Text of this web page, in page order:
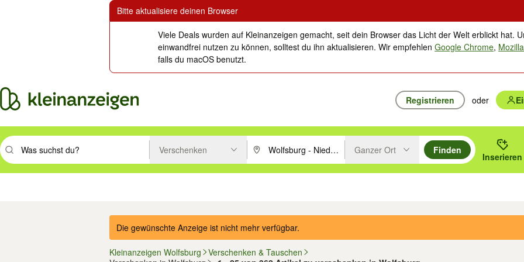
Bitte aktualisiere deinen Browser
Viele Deals wurden auf Kleinanzeigen gemacht, seit dein Browser das Licht der Welt erblickt hat.
einwandfrei nutzen zu können, solltest du ihn aktualisieren. Wir empfehlenGoogle Chrome,
falls du macOS benutzt.
Registrieren oder
Suchbegriff eingeben. Eingabetaste drücken um zu suchen, oder Vorschläge mit den Pfeiltasten nach oben/unten durchsuchen und mit
Verschenken PLZ oder Ort eingeben. Eingabetaste drücken um zu suchen, oder
Ganzer Ort
Finden
Inserieren
Die gewünschte Anzeige ist nicht mehr verfügbar.
Kleinanzeigen Wolfsburg
Verschenken & Tauschen